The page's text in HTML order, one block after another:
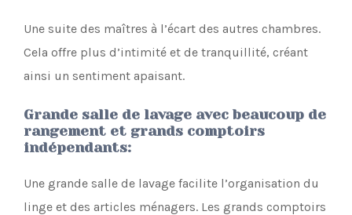
Une suite des maîtres à l’écart des autres chambres.
Cela offre plus d’intimité et de tranquillité, créant
ainsi un sentiment apaisant.
Grande salle de lavage avec beaucoup de
rangement et grands comptoirs
indépendants:
Une grande salle de lavage facilite l’organisation du
linge et des articles ménagers. Les grands comptoirs